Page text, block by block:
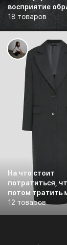
восприятие
18 товаров
На что стоит
потратиться,
потом тратить
12 товаров